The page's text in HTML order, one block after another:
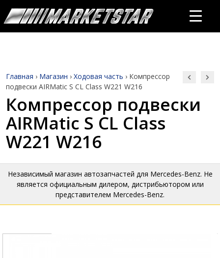
Главная › Магазин › Ходовая часть › Компрессор
подвески AIRMatic S CL Class W221 W216
Компрессор подвески
AIRMatic S CL Class
W221 W216
Независимый магазин автозапчастей для Mercedes-Benz. Не
является официальным дилером, дистрибьютором или
представителем Mercedes-Benz.